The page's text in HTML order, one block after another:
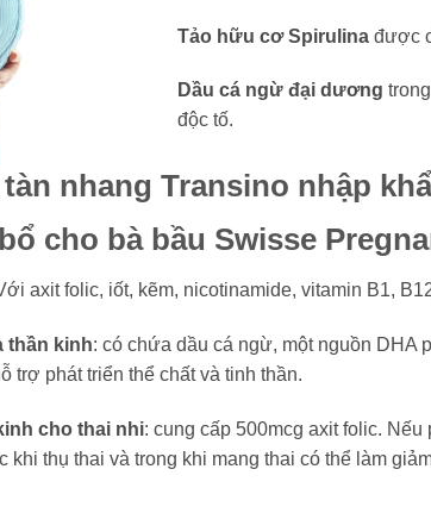
Tảo hữu cơ Spirulina được
Dầu cá ngừ đại dương
độc tố.
cho bà bầu Swisse
axit folic, iốt, kẽm, nicotinamide, vitamin B1,
thần kinh: có chứa dầu cá ngừ, một nguồn DHA
trợ phát triển thể chất và tinh thần.
cho thai nhi: cung cấp 500mcg axit folic. Nếu
khi thụ thai và trong khi mang thai có thể làm